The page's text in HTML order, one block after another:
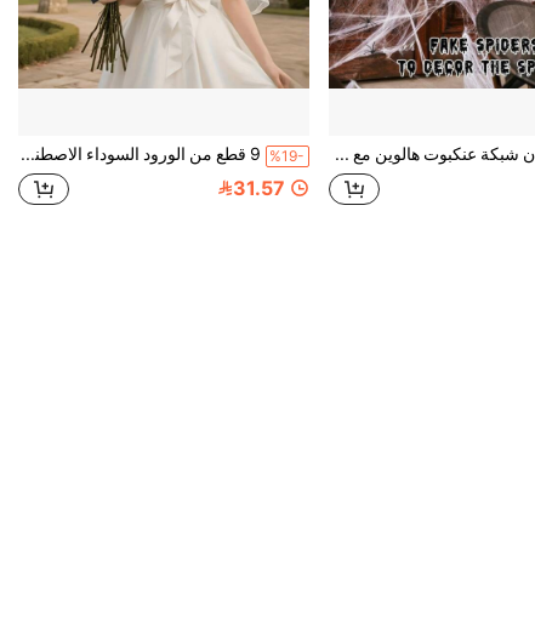
4 ألوان شبكة عنكبوت هالوين مع 2 عنكبوت، ديكور حفلة هالوين داخلي/خارجي، شبكة عنكبوت مرنة ملونة، مناسبة لديكور حفلة هالوين، بار المنزل، ديكور حفلة الرعب، ديكور هالوين خارجي %19- 9 قطع من الورود السوداء الاصطناعية الأنيقة، ديكور المنزل، زهور اصطناعية، ترتيب الزهور، ديكور العطلات - باقة كثيفة عالية الجودة، لا تتطلب صيانة، مناسبة لمركز الزفاف، ديكور هالوين، ترتيب المنزل أو الجنازة - زهور اصطناعية متينة، تصميم بتلات واقعي، مادة بلاستيكية ذات ملمس ناعم (الحاوية غير مشمولة)
31.57